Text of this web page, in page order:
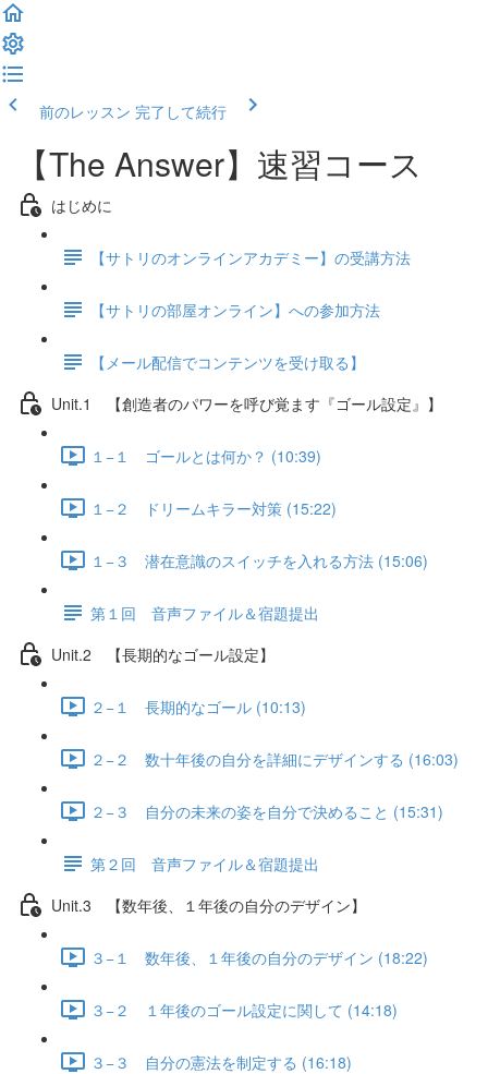
前のレッスン 完了して続行
【The Answer】速習コース
はじめに
【サトリのオンラインアカデミー】の受講方法
【サトリの部屋オンライン】への参加方法
【メール配信でコンテンツを受け取る】
Unit.1 【創造者のパワーを呼び覚ます『ゴール設定』】
１−１ ゴールとは何か？ (10:39)
１−２ ドリームキラー対策 (15:22)
１−３ 潜在意識のスイッチを入れる方法 (15:06)
第１回 音声ファイル＆宿題提出
Unit.2 【長期的なゴール設定】
２−１ 長期的なゴール (10:13)
２−２ 数十年後の自分を詳細にデザインする (16:03)
２−３ 自分の未来の姿を自分で決めること (15:31)
第２回 音声ファイル＆宿題提出
Unit.3 【数年後、１年後の自分のデザイン】
３−１ 数年後、１年後の自分のデザイン (18:22)
３−２ １年後のゴール設定に関して (14:18)
３−３ 自分の憲法を制定する (16:18)